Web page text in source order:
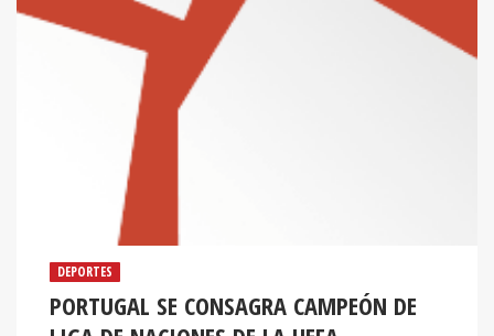
DEPORTES
PORTUGAL SE CONSAGRA CAMPEÓN DE